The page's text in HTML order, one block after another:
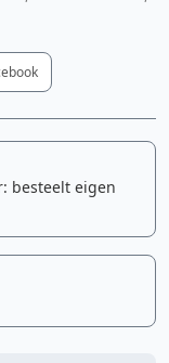
besteelt eigen